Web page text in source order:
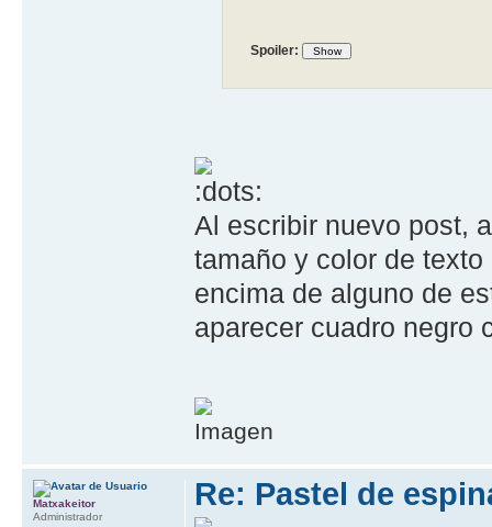
Spoiler:
Al escribir nuevo post,
tamaño y color de
encima de alguno de
aparecer cuadro negro
Re: Pastel de
Matxakeitor
Administrador